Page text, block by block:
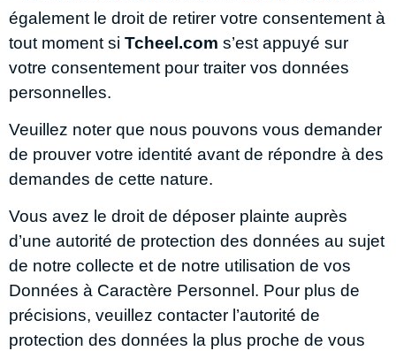
également le droit de retirer votre consentement à
tout moment si Tcheel.com s’est appuyé sur
votre consentement pour traiter vos données
personnelles.
Veuillez noter que nous pouvons vous demander
de prouver votre identité avant de répondre à des
demandes de cette nature.
Vous avez le droit de déposer plainte auprès
d’une autorité de protection des données au sujet
de notre collecte et de notre utilisation de vos
Données à Caractère Personnel. Pour plus de
précisions, veuillez contacter l’autorité de
protection des données la plus proche de vous